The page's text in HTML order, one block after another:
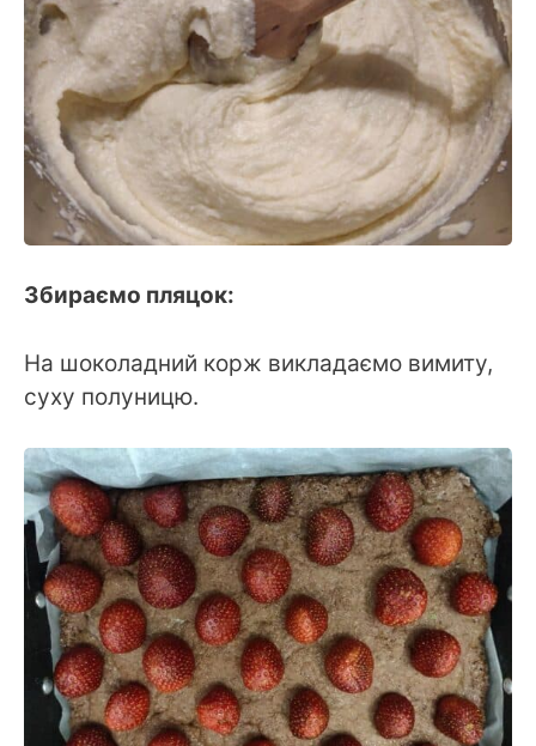
Збираємо пляцок:
На шоколадний корж викладаємо вимиту,
суху полуницю.